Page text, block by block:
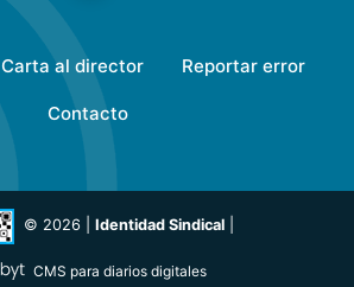
Carta al director Reportar error
Contacto
© 2026 | Identidad Sindical|
CMS para diarios digitales